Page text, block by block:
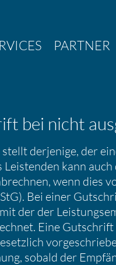
PARTNER
bei nicht
derje­nige, der
Leistenden kann
wenn dies
Bei einer
mit der der
Eine
sobald der